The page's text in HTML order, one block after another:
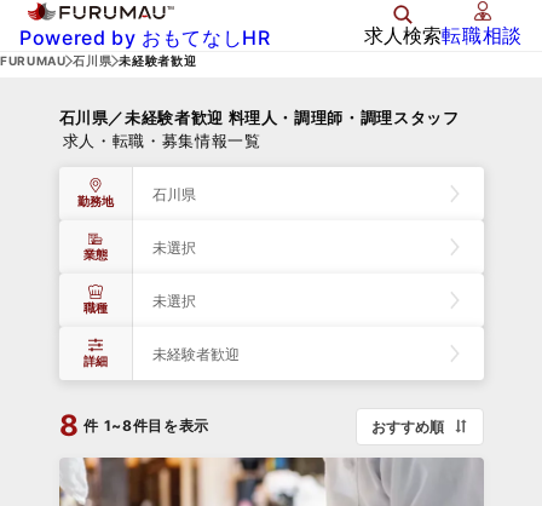
Powered by おもてなしHR 求人検索転職相談
FURUMAU 石川県 未経験者歓迎
石川県／未経験者歓迎 料理人・調理師・調理スタッフ
求人・転職・募集情報一覧
勤務地 石川県
業態 未選択
職種 未選択
詳細 未経験者歓迎
8 件 1~8件目を表示 おすすめ順